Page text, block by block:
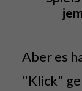
Aber es
"Klick"